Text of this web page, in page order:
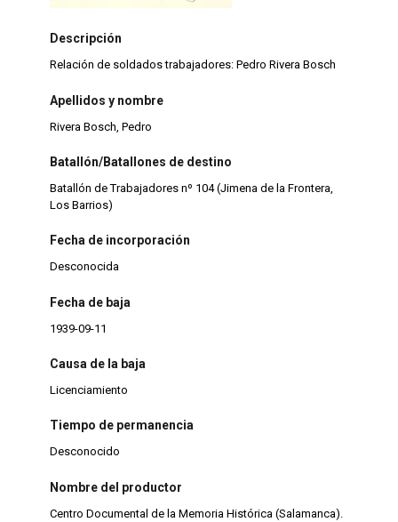
Descripción
Relación de soldados trabajadores: Pedro Rivera Bosch
Apellidos y nombre
Rivera Bosch, Pedro
Batallón/Batallones de destino
Batallón de Trabajadores nº 104 (Jimena de la Frontera,
Los Barrios)
Fecha de incorporación
Desconocida
Fecha de baja
1939-09-11
Causa de la baja
Licenciamiento
Tiempo de permanencia
Desconocido
Nombre del productor
Centro Documental de la Memoria Histórica (Salamanca).